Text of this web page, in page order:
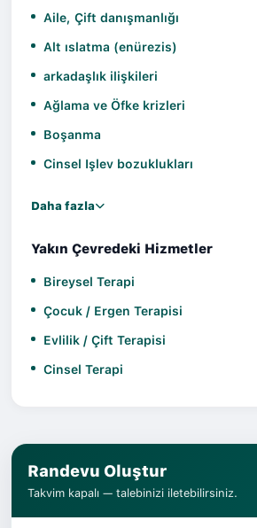
Aile, Çift danışmanlığı
Alt ıslatma (enürezis)
arkadaşlık ilişkileri
Ağlama ve Öfke krizleri
Boşanma
Cinsel Işlev bozuklukları
Daha fazla
Yakın Çevredeki Hizmetler
Bireysel Terapi
Çocuk / Ergen Terapisi
Evlilik / Çift Terapisi
Cinsel Terapi
Randevu Oluştur
Takvim kapalı — talebinizi iletebilirsiniz.